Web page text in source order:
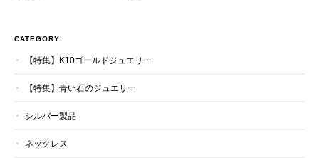
CATEGORY
【特集】K10ゴールドジュエリー
【特集】青い石のジュエリー
シルバー製品
ネックレス